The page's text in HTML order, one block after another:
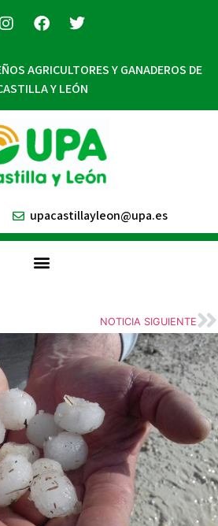
AGRICULTORES Y GANADEROS DE
Y LEÓN
upacastillayleon@upa.es
NOTICIA SIGUIENTE